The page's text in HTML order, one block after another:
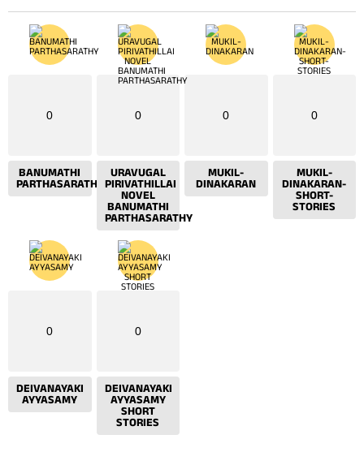
0
BANUMATHI
PARTHASARATHY
0
URAVUGAL
PIRIVATHILLAI
NOVEL
BANUMATHI
PARTHASARATHY
0
MUKIL-
DINAKARAN
0
MUKIL-
DINAKARAN-
SHORT-
STORIES
0
DEIVANAYAKI
AYYASAMY
0
DEIVANAYAKI
AYYASAMY
SHORT
STORIES